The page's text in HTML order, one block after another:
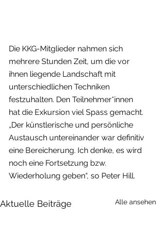
Die KKG-Mitglieder nahmen sich
mehrere Stunden Zeit, um die vor
ihnen liegende Landschaft mit
unterschiedlichen Techniken
festzuhalten. Den Teilnehmer*innen
hat die Exkursion viel Spass gemacht.
„Der künstlerische und persönliche
Austausch untereinander war definitiv
eine Bereicherung. Ich denke, es wird
noch eine Fortsetzung bzw.
Wiederholung geben“, so Peter Hill.
Aktuelle Beiträge Alle ansehen